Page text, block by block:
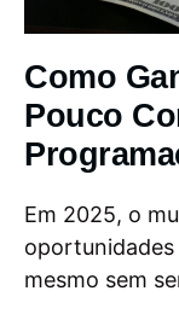
Como
Pouco
Em 2025, o
mesmo sem